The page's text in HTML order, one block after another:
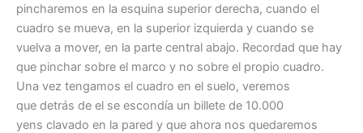
pincharemos en la esquina superior derecha, cuando el
cuadro se mueva, en la superior izquierda y cuando se
vuelva a mover, en la parte central abajo. Recordad que hay
que pinchar sobre el marco y no sobre el propio cuadro.
Una vez tengamos el cuadro en el suelo, veremos
que detrás de el se escondía un billete de 10.000
yens clavado en la pared y que ahora nos quedaremos